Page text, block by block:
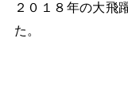
２０１８年の大飛
た。